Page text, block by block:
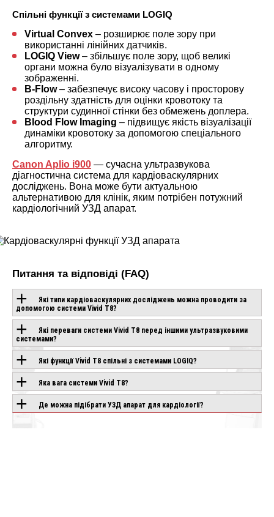
Спільні функції з системами LOGIQ
Virtual Convex – розширює поле зору при
використанні лінійних датчиків.
LOGIQ View– збільшує поле зору, щоб великі
органи можна було візуалізувати в одному
зображенні.
B-Flow– забезпечує високу часову і просторову
роздільну здатність для оцінки кровотоку та
структури судинної стінки без обмежень доплера.
Blood Flow Imaging – підвищує якість візуалізації
динаміки кровотоку за допомогою спеціального
алгоритму.
Canon Aplio i900 — сучасна ультразвукова
діагностична система для кардіоваскулярних
досліджень. Вона може бути актуальною
альтернативою для клінік, яким потрібен потужний
кардіологічний УЗД апарат.
Питання та відповіді (FAQ)
Які типи кардіоваскулярних досліджень можна проводити за
допомогою системи Vivid T8?
Які переваги системи Vivid T8 перед іншими ультразвуковими
системами?
Які функції Vivid T8 спільні з системами LOGIQ?
Яка вага системи Vivid T8?
Де можна підібрати УЗД апарат для кардіології?
ОБЛАДНАННЯ З
ЦІЄЮ
ТЕХНОЛОГІЄЮ
AIR